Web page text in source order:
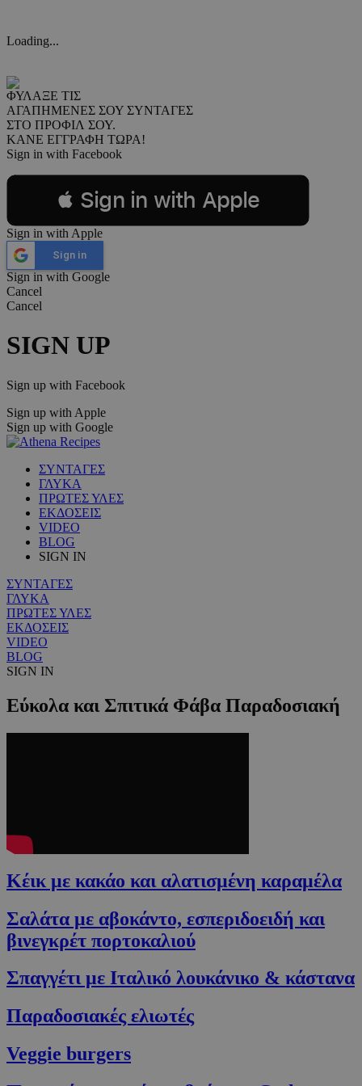
Loading...
ΦΥΛΑΞΕ ΤΙΣ
ΑΓΑΠΗΜΕΝΕΣ ΣΟΥ ΣΥΝΤΑΓΕΣ
ΣΤΟ ΠΡΟΦΙΛ ΣΟΥ.
ΚΑΝΕ ΕΓΓΡΑΦΗ ΤΩΡΑ!
Sign in with Facebook
 Sign in with Apple
Sign in with Apple
Sign in
Sign in with Google
Cancel
Cancel
SIGN UP
Sign up with Facebook
Sign up with Apple
Sign up with Google
ΣΥΝΤΑΓΕΣ
ΓΛΥΚΑ
ΠΡΩΤΕΣ ΥΛΕΣ
ΕΚΔΟΣΕΙΣ
VIDEO
BLOG
SIGN IN
ΣΥΝΤΑΓΕΣ
ΓΛΥΚΑ
ΠΡΩΤΕΣ ΥΛΕΣ
ΕΚΔΟΣΕΙΣ
VIDEO
BLOG
SIGN IN
Εύκολα και Σπιτικά Φάβα Παραδοσιακή
Κέικ με κακάο και αλατισμένη καραμέλα
Σαλάτα με αβοκάντο, εσπεριδοειδή και
βινεγκρέτ πορτοκαλιού
Σπαγγέτι με Ιταλικό λουκάνικο & κάστανα
Παραδοσιακές ελιωτές
Veggie burgers